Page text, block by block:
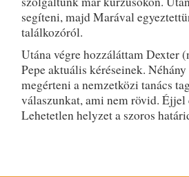
segíteni, majd Marával
találkozóról.
Utána végre hozzáláttam Dexter
Pepe aktuális kéréseinek.
megérteni a nemzetközi tanács
válaszunkat, ami nem rövid.
Lehetetlen helyzet a szoros